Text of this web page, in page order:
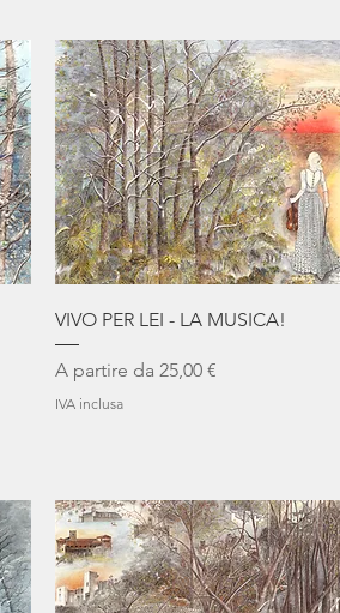
Vista rapida
VIVO PER LEI - LA MUSICA!
A partire da 25,00 €
Prezzo scontato
IVA inclusa